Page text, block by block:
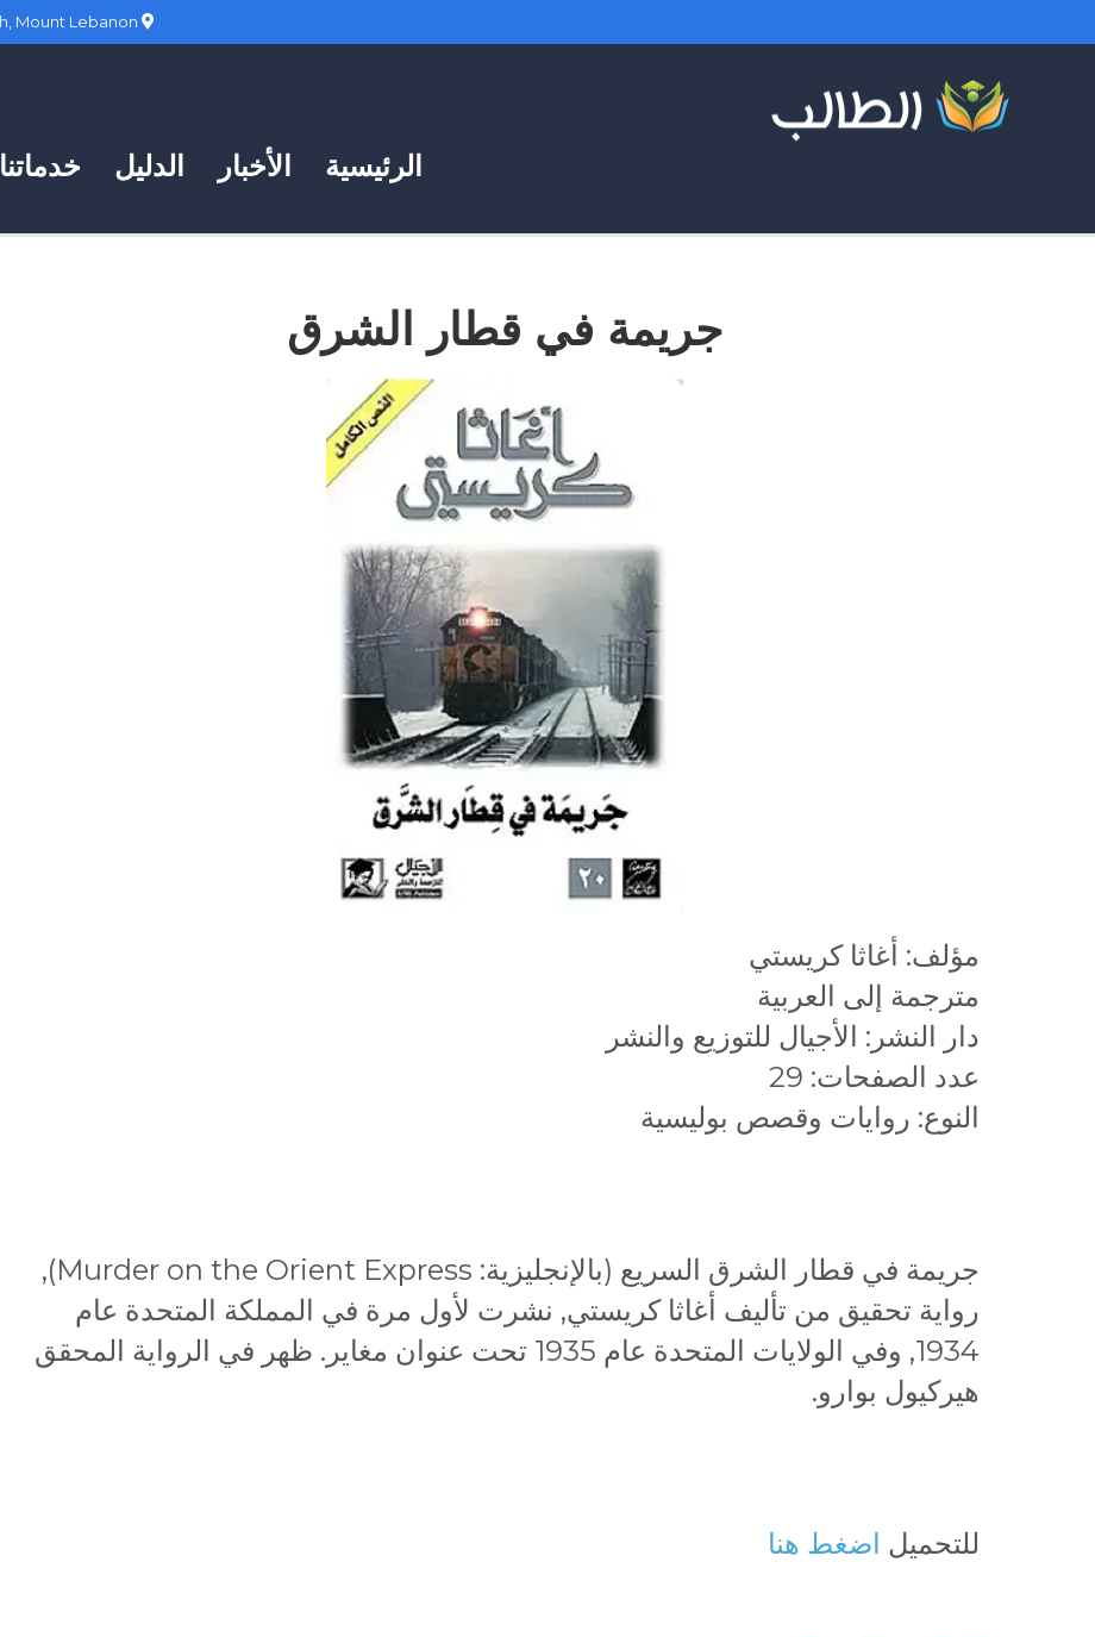
خدماتنا الدليل الأخبار الرئيسية
جريمة في قطار الشرق
مؤلف: أغاثا كريستي
مترجمة إلى العربية
دار النشر: الأجيال للتوزيع والنشر
عدد الصفحات: 29
النوع: روايات وقصص بوليسية
جريمة في قطار الشرق السريع (بالإنجليزية: Murder on the Orient Express)‏,
رواية تحقيق من تأليف أغاثا كريستي, نشرت لأول مرة في المملكة المتحدة عام
1934, وفي الولايات المتحدة عام 1935 تحت عنوان مغاير. ظهر في الرواية المحقق
هيركيول بوارو.
للتحميل اضغط هنا